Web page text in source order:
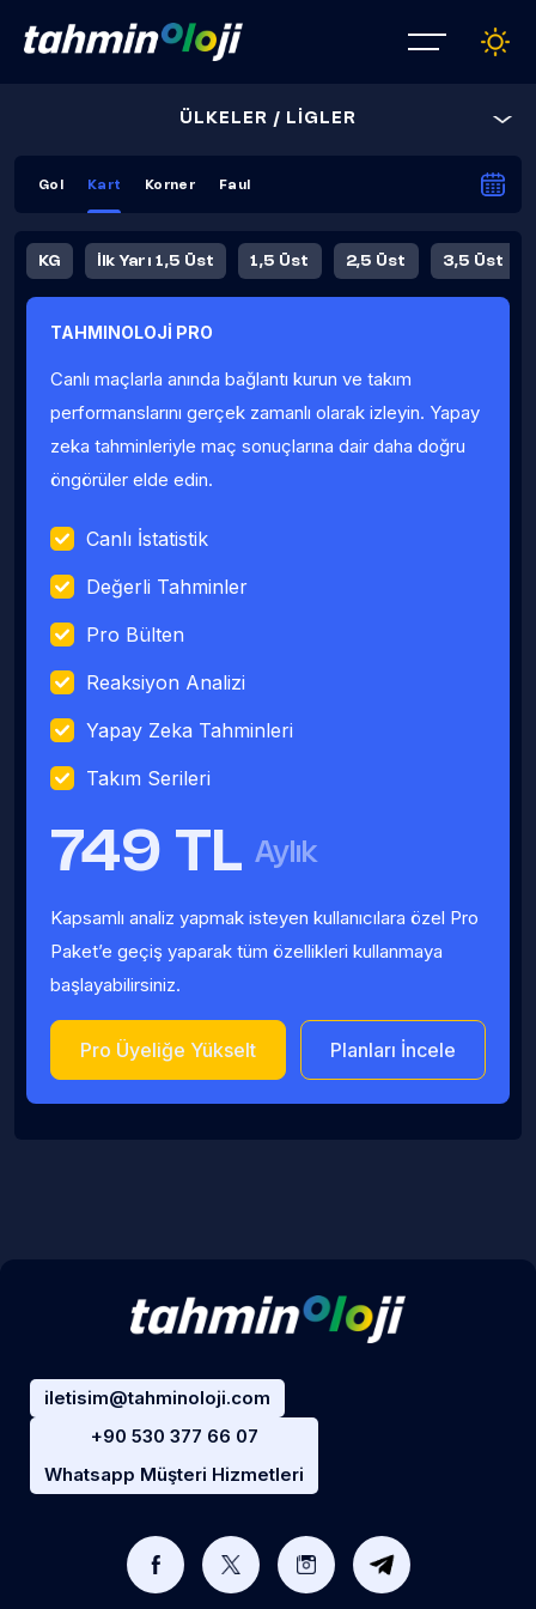
ÜLKELER / LİGLER
Gol Kart Korner Faul
KG İlk Yarı 1,5 Üst 1,5 Üst 2,5 Üst 3,5 Üst
Fauller Ortalama
TAHMINOLOJİ PRO
Canlı maçlarla anında bağlantı kurun ve takım
performanslarını gerçek zamanlı olarak izleyin. Yapay
zeka tahminleriyle maç sonuçlarına dair daha doğru
öngörüler elde edin.
Canlı İstatistik
Değerli Tahminler
Pro Bülten
Reaksiyon Analizi
Yapay Zeka Tahminleri
Takım Serileri
749 TL Aylık
Kapsamlı analiz yapmak isteyen kullanıcılara özel Pro
Paket’e geçiş yaparak tüm özellikleri kullanmaya
başlayabilirsiniz.
Pro Üyeliğe Yükselt Planları İncele
iletisim@tahminoloji.com
+90 530 377 66 07
Whatsapp Müşteri Hizmetleri